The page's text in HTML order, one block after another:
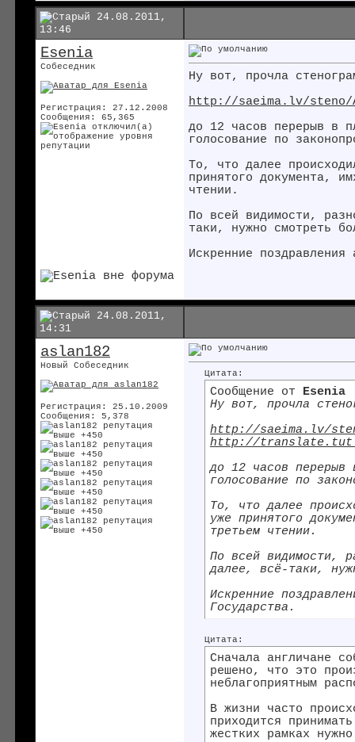
24.08.2011,
13:46
Esenia
Собеседник
Регистрация: 27.12.2008
Сообщения: 65,365
Ну вот, прочла
http://saeima.lv/steno/
до 12 часов перерыв в
голосование по
То, что далее
принятого документа,
чтении.
По всей видимости,
таки, нужно смотреть
Искренние
24.08.2011,
14:31
aslan182
Новый Собеседник
Регистрация: 25.10.2009
Сообщения: 5,378
Цитата:
Сообщение от
Esenia
Ну вот, прочла
http://saeima.lv/
http://
до 12 часов перерыв
голосование по
То, что далее
уже принятого
третьем чтении.
По всей видимости,
далее, всё-таки,
Искренние
Государства.
Цитата:
Сначала англичане
решено, что это
неблагоприятным
В жизни часто
приходится
жестких рамках